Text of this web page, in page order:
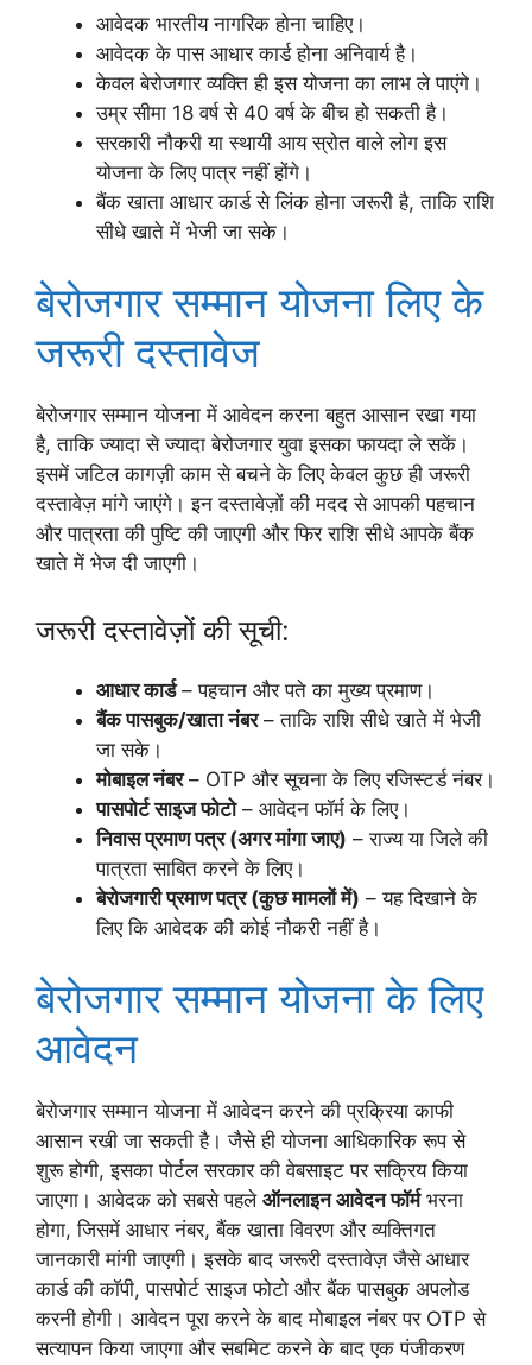
आवेदक भारतीय नागरिक होना चाहिए।
आवेदक के पास आधार कार्ड होना अनिवार्य है।
केवल बेरोजगार व्यक्ति ही इस योजना का लाभ ले पाएंगे।
उम्र सीमा 18 वर्ष से 40 वर्ष के बीच हो सकती है।
सरकारी नौकरी या स्थायी आय स्रोत वाले लोग इस
योजना के लिए पात्र नहीं होंगे।
बैंक खाता आधार कार्ड से लिंक होना जरूरी है, ताकि राशि
सीधे खाते में भेजी जा सके।
बेरोजगार सम्मान योजना लिए के
जरूरी दस्तावेज
बेरोजगार सम्मान योजना में आवेदन करना बहुत आसान रखा गया
है, ताकि ज्यादा से ज्यादा बेरोजगार युवा इसका फायदा ले सकें।
इसमें जटिल कागज़ी काम से बचने के लिए केवल कुछ ही जरूरी
दस्तावेज़ मांगे जाएंगे। इन दस्तावेज़ों की मदद से आपकी पहचान
और पात्रता की पुष्टि की जाएगी और फिर राशि सीधे आपके बैंक
खाते में भेज दी जाएगी।
जरूरी दस्तावेज़ों की सूची:
आधार कार्ड– पहचान और पते का मुख्य प्रमाण।
बैंक पासबुक/खाता नंबर– ताकि राशि सीधे खाते में भेजी
जा सके।
मोबाइल नंबर– OTP और सूचना के लिए रजिस्टर्ड नंबर।
पासपोर्ट साइज फोटो– आवेदन फॉर्म के लिए।
निवास प्रमाण पत्र (अगर मांगा जाए) – राज्य या जिले की
पात्रता साबित करने के लिए।
बेरोजगारी प्रमाण पत्र (कुछ मामलों में) – यह दिखाने के
लिए कि आवेदक की कोई नौकरी नहीं है।
बेरोजगार सम्मान योजना के लिए
आवेदन
बेरोजगार सम्मान योजना में आवेदन करने की प्रक्रिया काफी
आसान रखी जा सकती है। जैसे ही योजना आधिकारिक रूप से
शुरू होगी, इसका पोर्टल सरकार की वेबसाइट पर सक्रिय किया
जाएगा। आवेदक को सबसे पहले ऑनलाइन आवेदन फॉर्मभरना
होगा, जिसमें आधार नंबर, बैंक खाता विवरण और व्यक्तिगत
जानकारी मांगी जाएगी। इसके बाद जरूरी दस्तावेज़ जैसे आधार
कार्ड की कॉपी, पासपोर्ट साइज फोटो और बैंक पासबुक अपलोड
करनी होगी। आवेदन पूरा करने के बाद मोबाइल नंबर पर OTP से
सत्यापन किया जाएगा और सबमिट करने के बाद एक पंजीकरण